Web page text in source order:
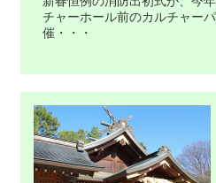
チャーホール前のカルチャー
催・・・